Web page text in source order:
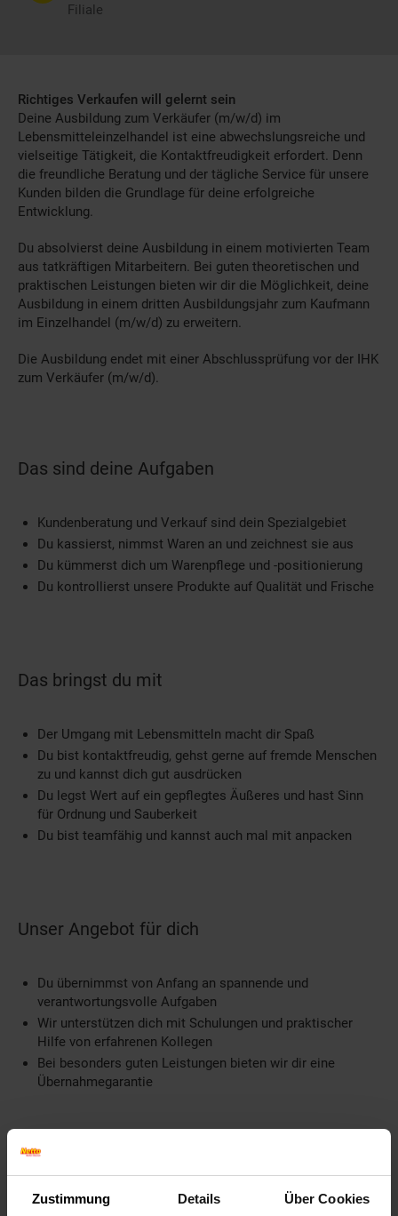
Zustimmung Details Über Cookies
Filiale
Richtiges Verkaufen will gelernt sein
Deine Ausbildung zum Verkäufer (m/w/d) im
Lebensmitteleinzelhandel ist eine abwechslungsreiche und
vielseitige Tätigkeit, die Kontaktfreudigkeit erfordert. Denn
die freundliche Beratung und der tägliche Service für unsere
Kunden bilden die Grundlage für deine erfolgreiche
Entwicklung.
Du absolvierst deine Ausbildung in einem motivierten Team
aus tatkräftigen Mitarbeitern. Bei guten theoretischen und
praktischen Leistungen bieten wir dir die Möglichkeit, deine
Ausbildung in einem dritten Ausbildungsjahr zum Kaufmann
im Einzelhandel (m/w/d) zu erweitern.
Die Ausbildung endet mit einer Abschlussprüfung vor der IHK
zum Verkäufer (m/w/d).
Das sind deine Aufgaben
Kundenberatung und Verkauf sind dein Spezialgebiet
Du kassierst, nimmst Waren an und zeichnest sie aus
Du kümmerst dich um Warenpflege und -positionierung
Du kontrollierst unsere Produkte auf Qualität und Frische
Das bringst du mit
Der Umgang mit Lebensmitteln macht dir Spaß
Du bist kontaktfreudig, gehst gerne auf fremde Menschen
zu und kannst dich gut ausdrücken
Du legst Wert auf ein gepflegtes Äußeres und hast Sinn
für Ordnung und Sauberkeit
Du bist teamfähig und kannst auch mal mit anpacken
Unser Angebot für dich
Du übernimmst von Anfang an spannende und
verantwortungsvolle Aufgaben
Wir unterstützen dich mit Schulungen und praktischer
Hilfe von erfahrenen Kollegen
Bei besonders guten Leistungen bieten wir dir eine
Übernahmegarantie
Weitere Informationen
Information und Bewerbung